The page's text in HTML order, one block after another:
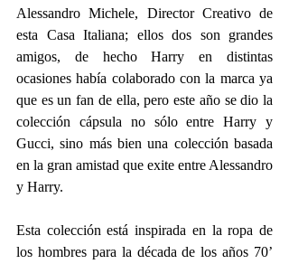
Alessandro Michele, Director Creativo de
esta Casa Italiana; ellos dos son grandes
amigos, de hecho Harry en distintas
ocasiones había colaborado con la marca ya
que es un fan de ella, pero este año se dio la
colección cápsula no sólo entre Harry y
Gucci, sino más bien una colección basada
en la gran amistad que exite entre Alessandro
y Harry.
Esta colección está inspirada en la ropa de
los hombres para la década de los años 70’